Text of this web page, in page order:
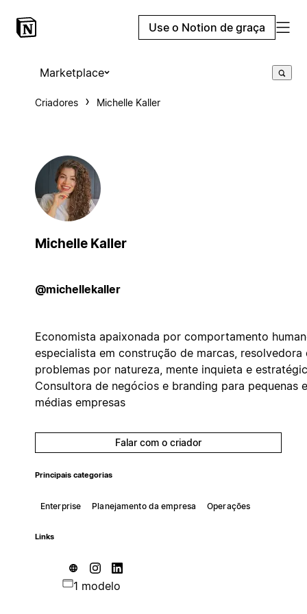
Use o Notion de graça
Marketplace
Criadores Michelle Kaller
Michelle Kaller
@michellekaller
Economista apaixonada por comportamento
especialista em construção de marcas, resolvedora
problemas por natureza, mente inquieta e
Consultora de negócios e branding para pequenas e
médias empresas
Falar com o criador
Principais categorias
Enterprise Planejamento da empresa Operações
Links
1 modelo